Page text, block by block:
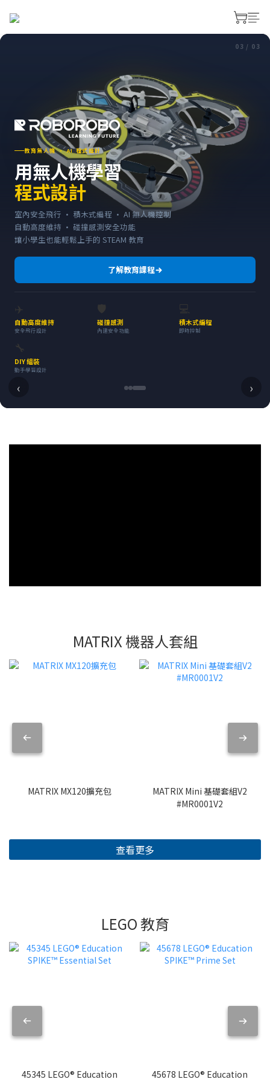
教育無人機 · AI 程式設計
用無人機學習
程式設計
室內安全飛行 · 積木式編程 · AI 無人機控制
自動高度維持 · 碰撞感測安全功能
讓小學生也能輕鬆上手的 STEAM 教育
了解教育課程
✈️
自動高度維持
安全飛行設計
🛡️
碰撞感測
內建安全功能
💻
積木式編程
即時控制
🔧
DIY 組裝
動手學習設計
‹ ›
03 / 03
MATRIX 機器人套組
MATRIX MX120擴充包
MATRIX Mini 基礎套組V2
#MR0001V2
查看更多
LEGO 教育
45345 LEGO® Education
45678 LEGO® Education